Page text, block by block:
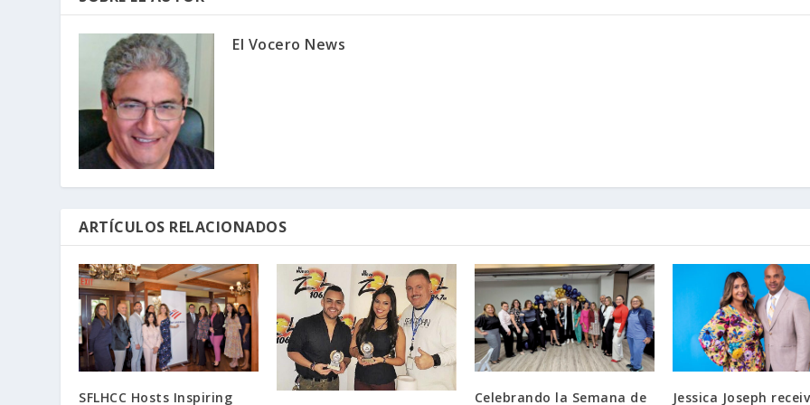
El Vocero News
ARTÍCULOS RELACIONADOS
SFLHCC Hosts Inspiring Celebrando la Semana de Jessica Joseph